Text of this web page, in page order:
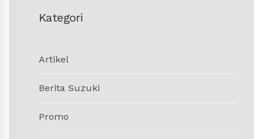
Kategori
Artikel
Berita Suzuki
Promo